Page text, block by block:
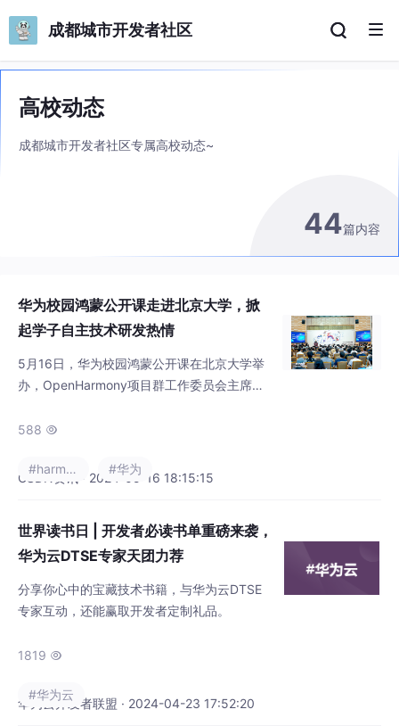
成都城市开发者社区
高校动态
成都城市开发者社区专属高校动态~
44篇内容
华为校园鸿蒙公开课走进北京大学，掀
起学子自主技术研发热情
5月16日，华为校园鸿蒙公开课在北京大学举
办，OpenHarmony项目群工作委员会主席、
项目群技术指导委员会主席、华为Fellow陈海
北京大学广大师生带来了一场别开生面的鸿蒙
588 
CSDN资讯 · 2024-05-16 18:15:15
#harmonyos #华为
世界读书日 | 开发者必读书单重磅来袭，
华为云DTSE专家天团力荐
分享你心中的宝藏技术书籍，与华为云DTSE
专家互动，还能赢取开发者定制礼品。
1819 
华为云开发者联盟 · 2024-04-23 17:52:20
#华为云